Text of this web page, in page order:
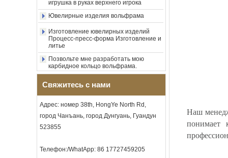
Оптовая продажа с
фабрики, черное
полированное квадратное
кольцо с печаткой из
карбида вольфрама,
крестообразным узором из
раковины морского ушка,
мужское религиозное
заявление, кольцо,
Оптовая продажа с
фабрики, кольцо из
красная гитарная струна и
Ювелирные изделия вольфрама
Изготовление ювелирных изделий
Процесс-пресс-форма Изготовление и
литье
Позвольте мне разработать мою
карбидное кольцо вольфрама.
Насколько круто металлическое
искусство в ювелирных изделиях
Уникальные и качественные
украшения
Мужской кольцевой альбом!
Свяжитесь с нами
Адрес: номер 38th, HongYe North Rd,
город Чанъань, город Дунгуань, Гуандун
523855
Телефон:/WhatApp: 86 17727459205
Наш
понимает